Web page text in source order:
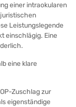
einer intraokularen
juristischen
Leistungslegende
einschlägig. Eine
eine klare
Zuschlag zur
eigenständige